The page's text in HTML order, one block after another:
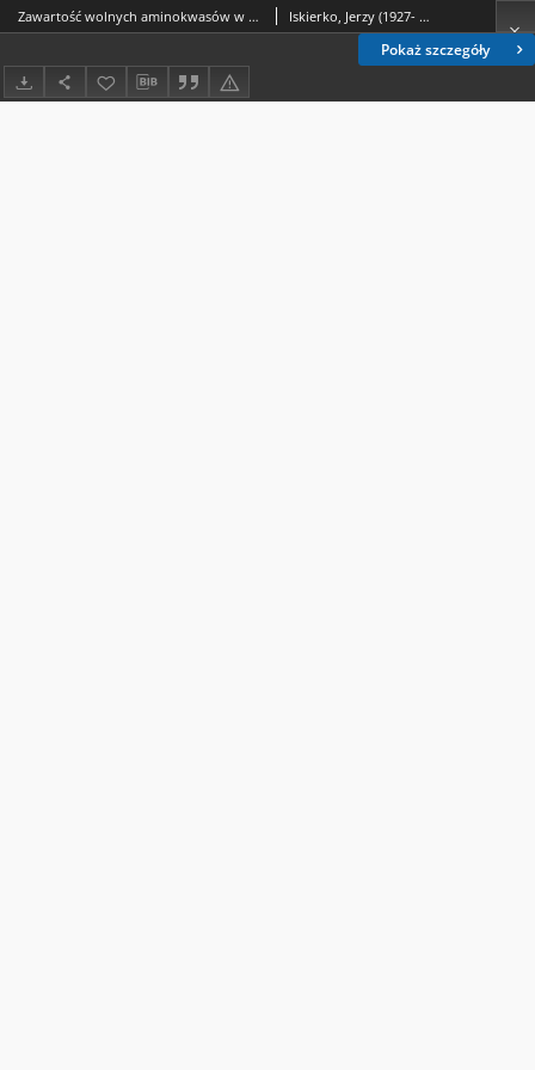
Pokaż szczegóły
Zawartość wolnych aminokwasów w surowicy krwi ludzi w niektórych schorzeniach wątroby Iskierko, Jerzy (1927- ).; Kanadys-Sobieraj, Barbara.; Osiniak, Mieczysław.